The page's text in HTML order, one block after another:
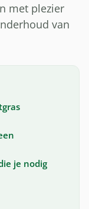
met plezier
van
je nodig